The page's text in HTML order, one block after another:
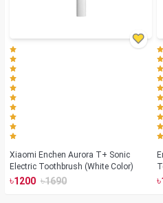
Xiaomi Enchen Aurora T+ Sonic
Electric Toothbrush (White Color)
৳1200 ৳1690 ৳